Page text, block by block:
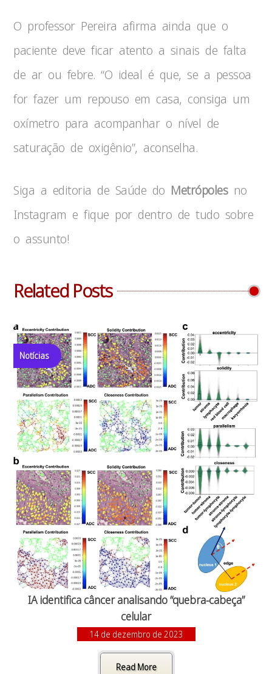
O professor Pereira afirma ainda que o
paciente deve ficar atento a sinais de falta
de ar ou febre. “O ideal é que, se a pessoa
for fazer um repouso em casa, consiga um
oxímetro para acompanhar o nível de
saturação de oxigênio”, aconselha.
Siga a editoria de Saúde do Metrópolesno
Instagram e fique por dentro de tudo sobre
o assunto!
Related Posts
Notícias
IA identifica câncer analisando “quebra-cabeça”
celular
14 de dezembro de 2023
Read More